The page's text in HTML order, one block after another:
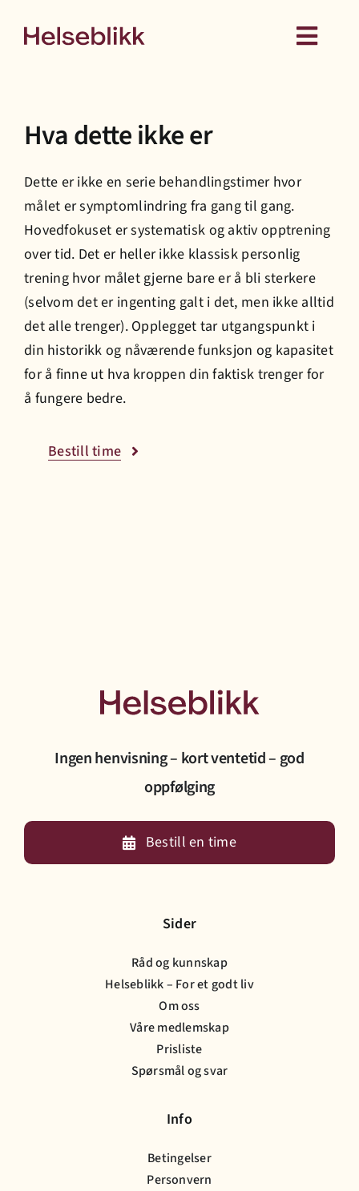
Kurs
Medlemskap
Hud
Helseattester
Om oss
Hva dette ikke er
Dette er ikke en serie behandlingstimer hvor
målet er symptomlindring fra gang til gang.
Hovedfokuset er systematisk og aktiv opptrening
over tid. Det er heller ikke klassisk personlig
trening hvor målet gjerne bare er å bli sterkere
(selvom det er ingenting galt i det, men ikke alltid
det alle trenger). Opplegget tar utgangspunkt i
din historikk og nåværende funksjon og kapasitet
for å finne ut hva kroppen din faktisk trenger for
å fungere bedre.
Bestill time
Ingen henvisning – kort ventetid – god
oppfølging
Bestill en time
Sider
Råd og kunnskap
Helseblikk – For et godt liv
Om oss
Våre medlemskap
Prisliste
Spørsmål og svar
Info
Betingelser
Personvern